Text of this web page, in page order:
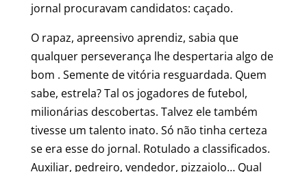
jornal procuravam candidatos: caçado.
O rapaz, apreensivo aprendiz, sabia que
qualquer perseverança lhe despertaria algo de
bom . Semente de vitória resguardada. Quem
sabe, estrela? Tal os jogadores de futebol,
milionárias descobertas. Talvez ele também
tivesse um talento inato. Só não tinha certeza
se era esse do jornal. Rotulado a classificados.
Auxiliar, pedreiro, vendedor, pizzaiolo… Qual